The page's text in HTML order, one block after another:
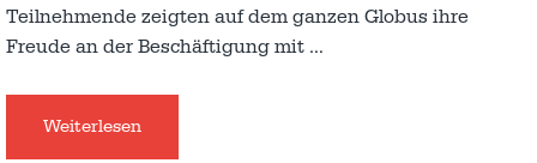
Teilnehmende zeigten auf dem ganzen Globus ihre
Freude an der Beschäftigung mit …
Weiterlesen